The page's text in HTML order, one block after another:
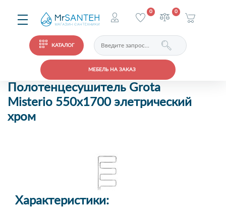
КАТАЛОГ
МЕБЕЛЬ НА ЗАКАЗ
0 0
Полотенцесушитель Grota
Misterio 550х1700 элетрический
хром
Характеристики: